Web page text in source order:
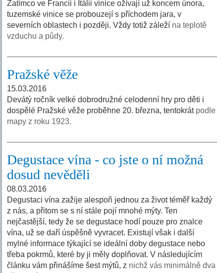
Zatímco ve Francii i Itálii vinice ožívají už koncem února,
tuzemské vinice se probouzejí s příchodem jara, v
severních oblastech i později. Vždy totiž záleží na teplotě
vzduchu a půdy.
Pražské věže
15.03.2016
Devátý ročník velké dobrodružné celodenní hry pro děti i
dospělé Pražské věže proběhne 20. března, tentokrát podle
mapy z roku 1923.
Degustace vína - co jste o ní možná
dosud nevěděli
08.03.2016
Degustaci vína zažije alespoň jednou za život téměř každý
z nás, a přitom se s ní stále pojí mnohé mýty. Ten
nejčastější, tedy že se degustace hodí pouze pro znalce
vína, už se daří úspěšně vyvracet. Existují však i další
mylné informace týkající se ideální doby degustace nebo
třeba pokrmů, které by ji měly doplňovat. V následujícím
článku vám přinášíme šest mýtů, z nichž vás minimálně dva